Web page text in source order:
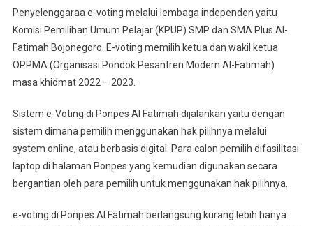
Penyelenggaraa e-voting melalui lembaga independen yaitu
Komisi Pemilihan Umum Pelajar (KPUP) SMP dan SMA Plus Al-
Fatimah Bojonegoro. E-voting memilih ketua dan wakil ketua
OPPMA (Organisasi Pondok Pesantren Modern Al-Fatimah)
masa khidmat 2022 – 2023.
Sistem e-Voting di Ponpes Al Fatimah dijalankan yaitu dengan
sistem dimana pemilih menggunakan hak pilihnya melalui
system online, atau berbasis digital. Para calon pemilih difasilitasi
laptop di halaman Ponpes yang kemudian digunakan secara
bergantian oleh para pemilih untuk menggunakan hak pilihnya.
e-voting di Ponpes Al Fatimah berlangsung kurang lebih hanya